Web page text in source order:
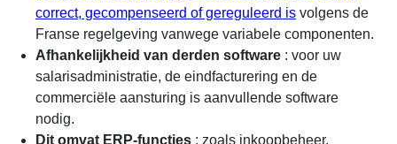
correct, gecompenseerd of gereguleerd is volgens de
Franse regelgeving vanwege variabele componenten.
Afhankelijkheid van derden software : voor uw
salarisadministratie, de eindfacturering en de
commerciële aansturing is aanvullende software
nodig.
Dit omvat ERP-functies : zoals inkoopbeheer,